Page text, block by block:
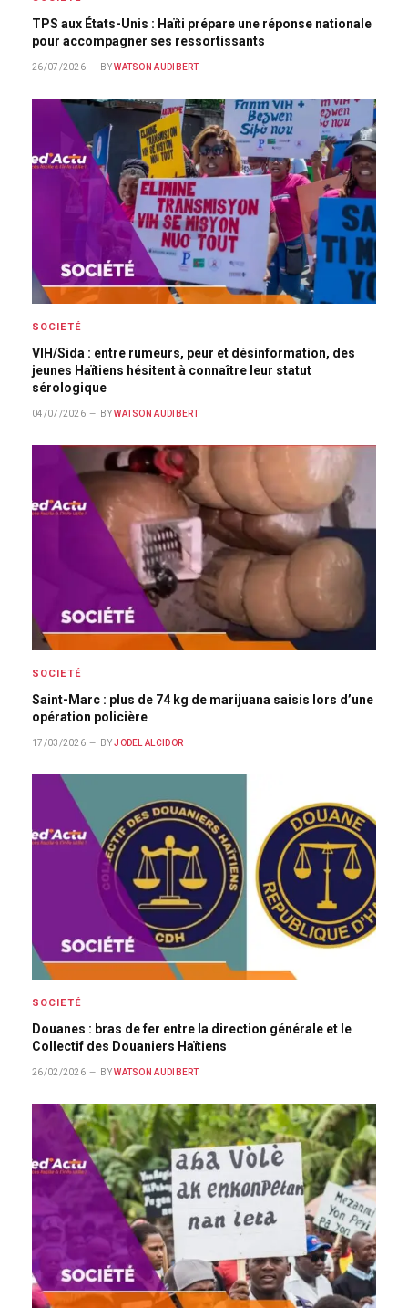
TPS aux États-Unis : Haïti prépare une réponse nationale
pour accompagner ses ressortissants
26/07/2026 BY WATSON AUDIBERT
SOCIETÉ
VIH/Sida : entre rumeurs, peur et désinformation, des
jeunes Haïtiens hésitent à connaître leur statut
sérologique
04/07/2026 BY WATSON AUDIBERT
SOCIETÉ
Saint-Marc : plus de 74 kg de marijuana saisis lors d’une
opération policière
17/03/2026 BY JODEL ALCIDOR
SOCIETÉ
Douanes : bras de fer entre la direction générale et le
Collectif des Douaniers Haïtiens
26/02/2026 BY WATSON AUDIBERT